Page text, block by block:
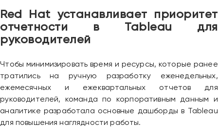
Red Hat устанавливает приоритет
отчетности в Tableau для
руководителей
Чтобы минимизировать время и ресурсы, которые ранее
тратились на ручную разработку еженедельных,
ежемесячных и ежеквартальных отчетов для
руководителей, команда по корпоративным данным и
аналитике разработала основные дашборды в Tableau
для повышения наглядности работы.